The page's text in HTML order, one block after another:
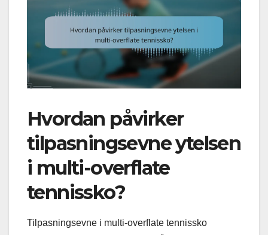
Hvordan påvirker
tilpasningsevne ytelsen
i multi-overflate
tennissko?
Tilpasningsevne i multi-overflate tennissko